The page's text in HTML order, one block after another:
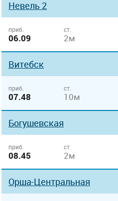
Невель 2
приб.
06.09
ст.
2м
Витебск
приб.
07.48
ст.
10м
Богушевская
приб.
08.45
ст.
2м
Орша-Центральная